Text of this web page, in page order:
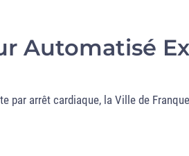
Automatisé
par arrêt cardiaque, la Ville de